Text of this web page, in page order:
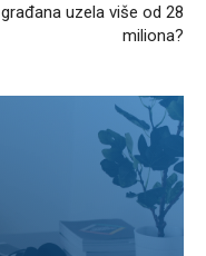
građana uzela više od 28
miliona?